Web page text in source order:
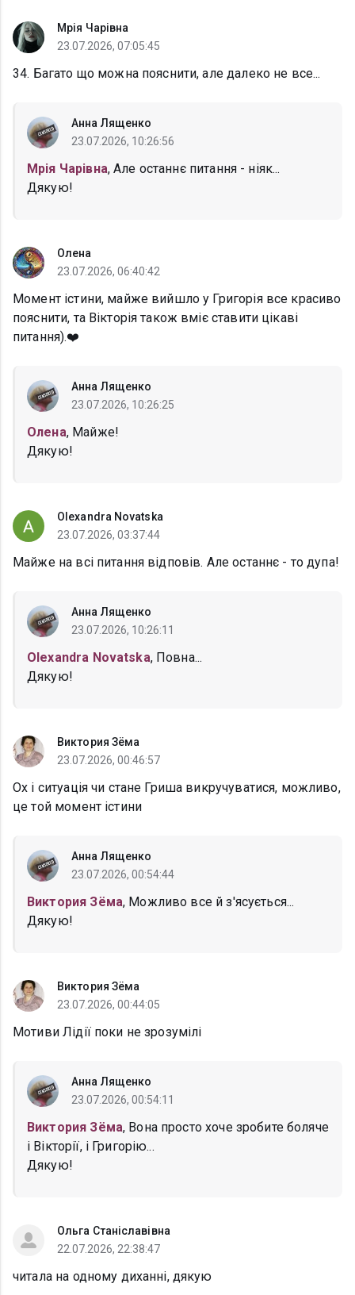
Мрія Чарівна
23.07.2026, 07:05:45
34. Багато що можна пояснити, але далеко не все...
Анна Лященко
23.07.2026, 10:26:56
Мрія Чарівна, Але останнє питання - ніяк...
Дякую!
Олена
23.07.2026, 06:40:42
Момент істини, майже вийшло у Григорія все красиво
пояснити, та Вікторія також вміє ставити цікаві
питання).❤️
Анна Лященко
23.07.2026, 10:26:25
Олена, Майже!
Дякую!
Olexandra Novatska
23.07.2026, 03:37:44
Майже на всі питання відповів. Але останнє - то дупа!
Анна Лященко
23.07.2026, 10:26:11
Olexandra Novatska, Повна...
Дякую!
Виктория Зёма
23.07.2026, 00:46:57
Ох і ситуація чи стане Гриша викручуватися, можливо,
це той момент істини
Анна Лященко
23.07.2026, 00:54:44
Виктория Зёма, Можливо все й з'ясується...
Дякую!
Виктория Зёма
23.07.2026, 00:44:05
Мотиви Лідії поки не зрозумілі
Анна Лященко
23.07.2026, 00:54:11
Виктория Зёма, Вона просто хоче зробите боляче
і Вікторії, і Григорію...
Дякую!
Ольга Станіславівна
22.07.2026, 22:38:47
читала на одному диханні, дякую